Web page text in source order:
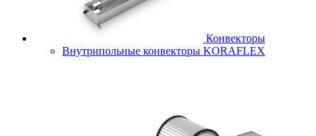
Конвекторы
Внутрипольные конвекторы KORAFLEX